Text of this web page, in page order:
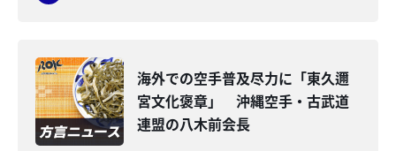
海外での空手普及尽力に「東久邇
宮文化褒章」 沖縄空手・古武道
連盟の八木前会長